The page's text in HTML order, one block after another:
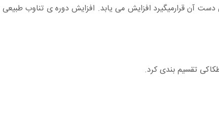
آن قرارميگيرد افزايش می يابد. افزايش دوره ی تناوب
تقسيم بندی كرد.